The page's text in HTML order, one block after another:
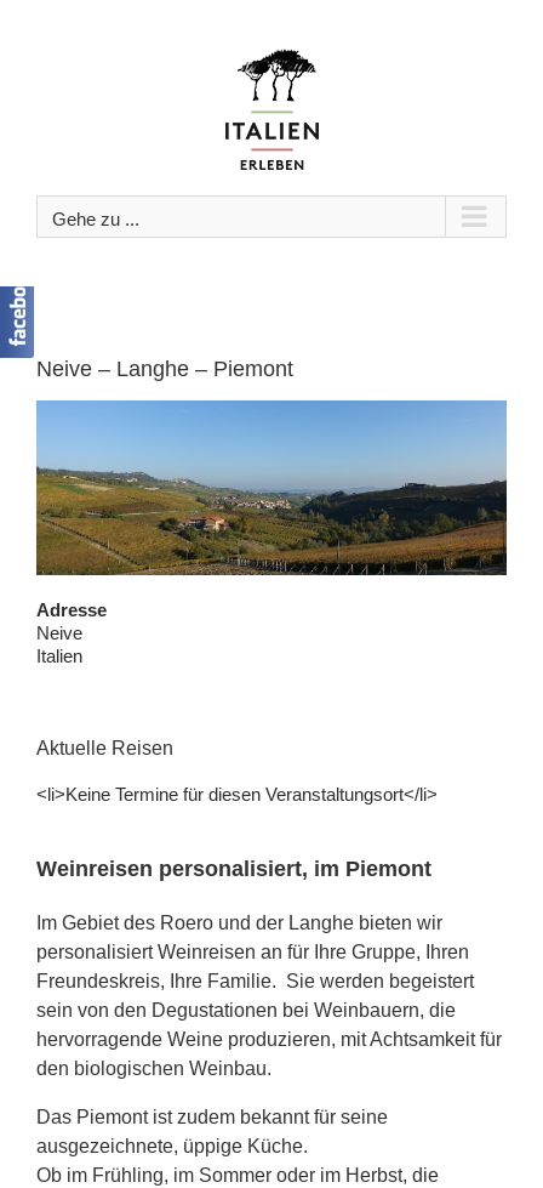
Gehe zu ...
Neive – Langhe – Piemont
Adresse
Neive
Italien
Aktuelle Reisen
<li>Keine Termine für diesen Veranstaltungsort</li>
Weinreisen personalisiert, im Piemont
Im Gebiet des Roero und der Langhe bieten wir
personalisiert Weinreisen an für Ihre Gruppe, Ihren
Freundeskreis, Ihre Familie. Sie werden begeistert
sein von den Degustationen bei Weinbauern, die
hervorragende Weine produzieren, mit Achtsamkeit für
den biologischen Weinbau.
Das Piemont ist zudem bekannt für seine
ausgezeichnete, üppige Küche.
Ob im Frühling, im Sommer oder im Herbst, die